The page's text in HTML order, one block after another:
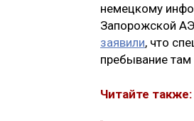
немецкому
Запорожской
заявили, что
пребывание
Читайте также: